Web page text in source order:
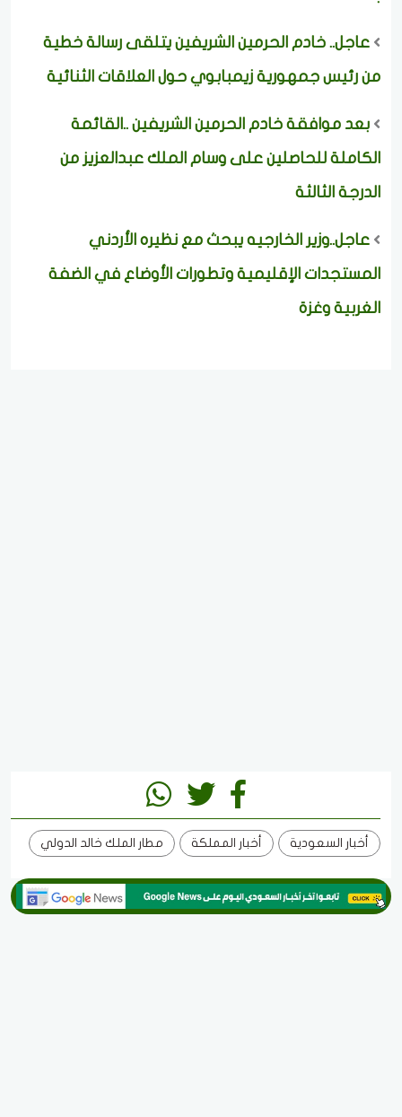
عاجل.. خادم الحرمين الشريفين يتلقى رسالة خطية
من رئيس جمهورية زيمبابوي حول العلاقات الثنائية
بعد موافقة خادم الحرمين الشريفين ..القائمة
الكاملة للحاصلين على وسام الملك عبدالعزيز من
الدرجة الثالثة
عاجل..وزير الخارجيه يبحث مع نظيره الأردني
المستجدات الإقليمية وتطورات الأوضاع في الضفة
الغربية وغزة
أخبار السعودية أخبار المملكة مطار الملك خالد الدولي